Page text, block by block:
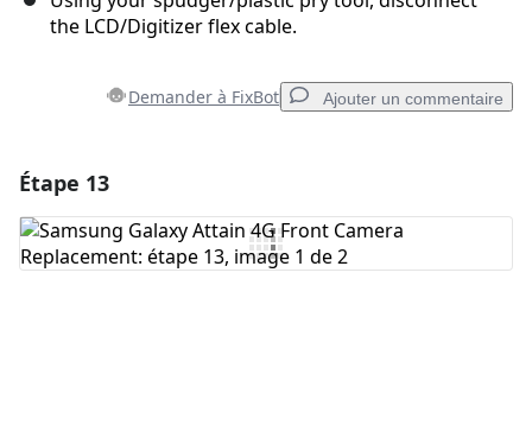
the LCD/Digitizer flex cable.
Demander à FixBot Ajouter un commentaire
Ajouter un commentaire
Étape 13